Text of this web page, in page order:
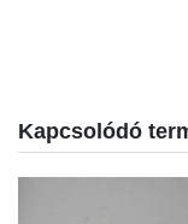
Kapcsolódó